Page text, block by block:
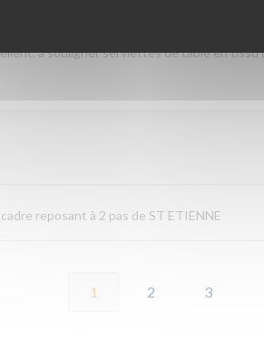
qualité / prix. Service à l'assiette super
à souligner serviettes de table en
reposant à 2 pas de ST ETIENNE
1 2 3